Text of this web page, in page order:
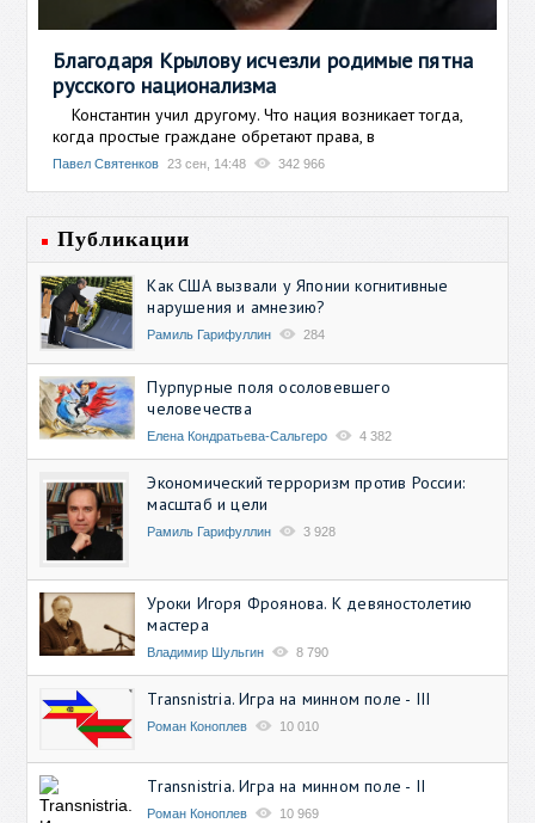
Благодаря Крылову исчезли родимые пятна
русского национализма
Константин учил другому. Что нация возникает тогда,
когда простые граждане обретают права, в
Павел Святенков 23 сен, 14:48 342 966
Публикации
Как США вызвали у Японии когнитивные
нарушения и амнезию?
Рамиль Гарифуллин 284
Пурпурные поля осоловевшего
человечества
Елена Кондратьева-Сальгеро 4 382
Экономический терроризм против России:
масштаб и цели
Рамиль Гарифуллин 3 928
Уроки Игоря Фроянова. К девяностолетию
мастера
Владимир Шульгин 8 790
Transnistria. Игра на минном поле - III
Роман Коноплев 10 010
Transnistria. Игра на минном поле - II
Роман Коноплев 10 969